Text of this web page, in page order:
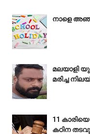
നാളെ
മലയാളി
മരിച്ച
11
കഠിന